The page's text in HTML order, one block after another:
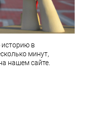
в
минут,
нашем сайте.